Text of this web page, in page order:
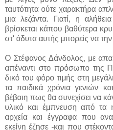
ταυτότητα ούτε χαρακτήρα
μια λεζάντα. Γιατί, η
βρίσκεται κάπου βαθύτερα
στ' άδυτα αυτής μπορείς να
Ο Στέφανος Δάνδολος, με
απέναντι στο πρόσωπο της
δικό του φόρο τιμής στη
τα παιδικά χρόνια γενιών
βέβαιη πως θα συνεχίσει να
υλικό και έμπνευση από τα
αρχεία και έγγραφα που
εκείνη έζησε -και που